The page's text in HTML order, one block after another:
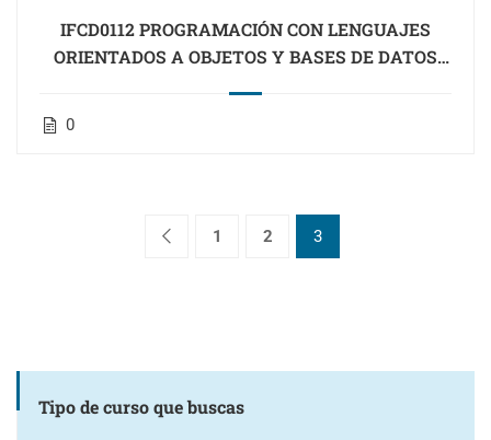
IFCD0112 PROGRAMACIÓN CON LENGUAJES
ORIENTADOS A OBJETOS Y BASES DE DATOS
0
1 2 3
Tipo de curso que buscas